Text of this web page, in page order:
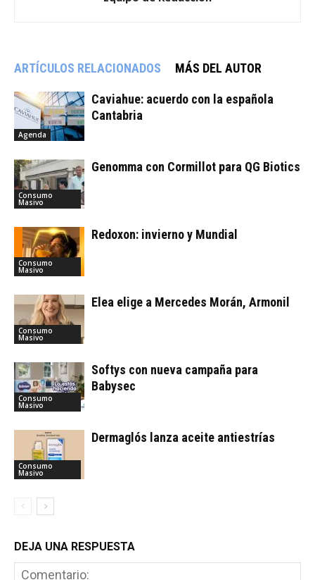
ARTÍCULOS RELACIONADOS MÁS DEL AUTOR
Agenda
Caviahue: acuerdo con la española
Cantabria
Consumo
Masivo
Genomma con Cormillot para QG Biotics
Consumo
Masivo
Redoxon: invierno y Mundial
Consumo
Masivo
Elea elige a Mercedes Morán, Armonil
Consumo
Masivo
Softys con nueva campaña para
Babysec
Consumo
Masivo
Dermaglós lanza aceite antiestrías
DEJA UNA RESPUESTA